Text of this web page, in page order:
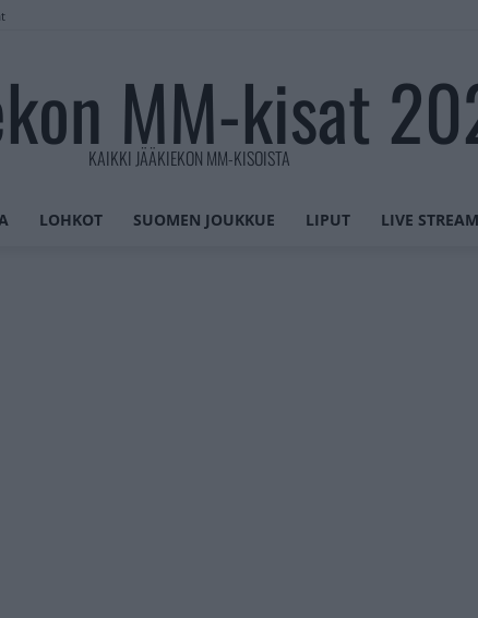
MM-kisat
KAIKKI JÄÄKIEKON MM-KISOISTA
LOHKOT SUOMEN JOUKKUE LIPUT LIVE STREAM